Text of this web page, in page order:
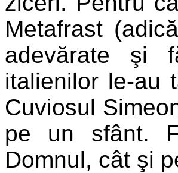
Metafrast
adevărate şi
italienilor le-au
Cuviosul
pe un sfânt.
Domnul, cât şi